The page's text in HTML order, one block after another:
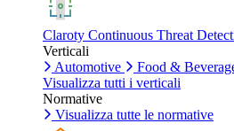
Claroty Continuous Threat
Verticali
Automotive
Food &
Visualizza tutti i verticali
Normative
Visualizza tutte le normative